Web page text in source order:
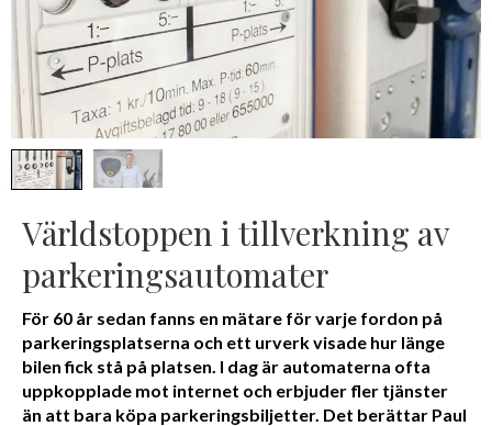
Världstoppen i tillverkning av
parkeringsautomater
För 60 år sedan fanns en mätare för varje fordon på
parkeringsplatserna och ett urverk visade hur länge
bilen fick stå på platsen. I dag är automaterna ofta
uppkopplade mot internet och erbjuder fler tjänster
än att bara köpa parkeringsbiljetter. Det berättar Paul